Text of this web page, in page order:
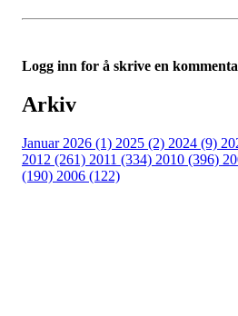
Logg inn for å skrive en
Arkiv
Januar 2026 (1) 2025 (2) 2024 (9)
2012 (261) 2011 (334) 2010 (396)
(190) 2006 (122)